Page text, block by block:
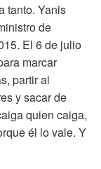
tanto. Yanis
de
El 6 de julio
marcar
partir al
y sacar de
quien caiga,
él lo vale. Y